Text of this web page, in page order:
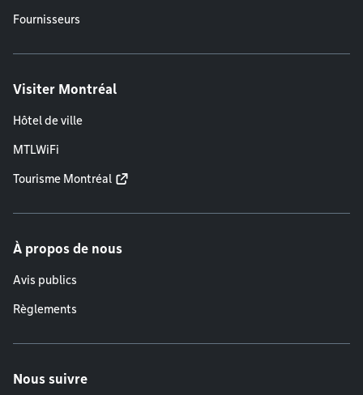
Fournisseurs
Visiter Montréal
Hôtel de ville
MTLWiFi
Tourisme Montréal
À propos de nous
Avis publics
Règlements
Nous suivre